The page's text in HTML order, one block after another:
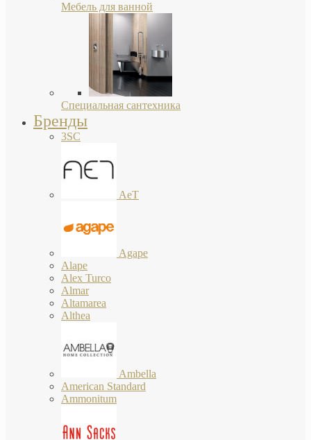
Мебель для ванной
Специальная сантехника
Бренды
3SC
AeT
Agape
Alape
Alex Turco
Almar
Altamarea
Althea
Ambella
American Standard
Ammonitum